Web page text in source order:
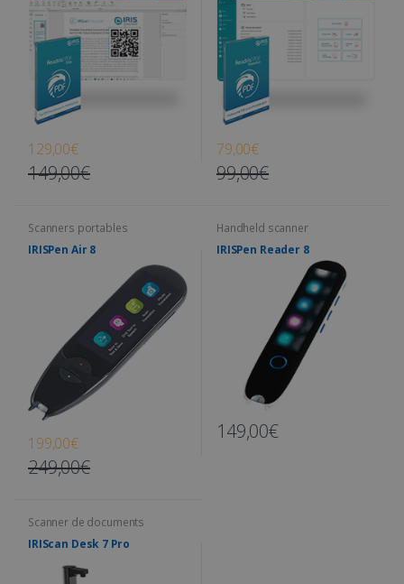
129,00€
149,00€
79,00€
99,00€
Scanners portables
IRISPen Air 8
199,00€
249,00€
Handheld scanner
IRISPen Reader 8
149,00€
Scanner de documents
IRIScan Desk 7 Pro